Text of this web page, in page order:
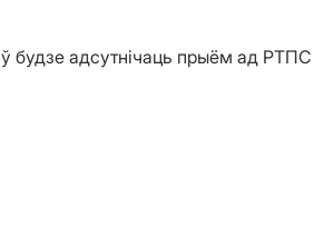
будзе адсутнічаць прыём ад